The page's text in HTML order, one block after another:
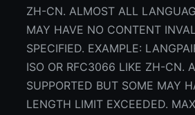
ZH-CN. ALMOST ALL
MAY HAVE NO CONTENT
SPECIFIED. EXAMPLE:
ISO OR RFC3066 LIKE ZH-CN.
SUPPORTED BUT SOME MAY
LENGTH LIMIT EXCEEDED.